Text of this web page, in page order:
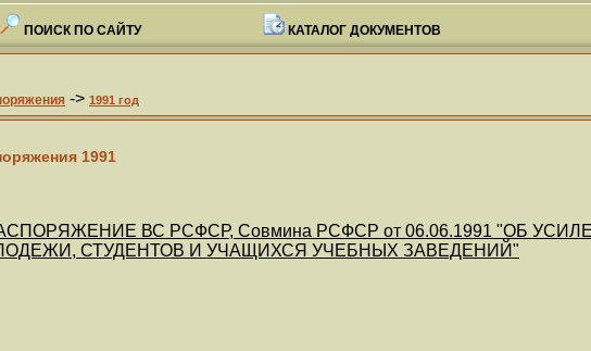
ПОИСК ПО САЙТУ КАТАЛОГ ДОКУМЕНТОВ
-> 1991 год
1991
ВС РСФСР, Совмина РСФСР от 06.06.1991 "ОБ
СТУДЕНТОВ И УЧАЩИХСЯ УЧЕБНЫХ ЗАВЕДЕНИЙ"